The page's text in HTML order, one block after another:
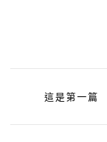
這是第一篇